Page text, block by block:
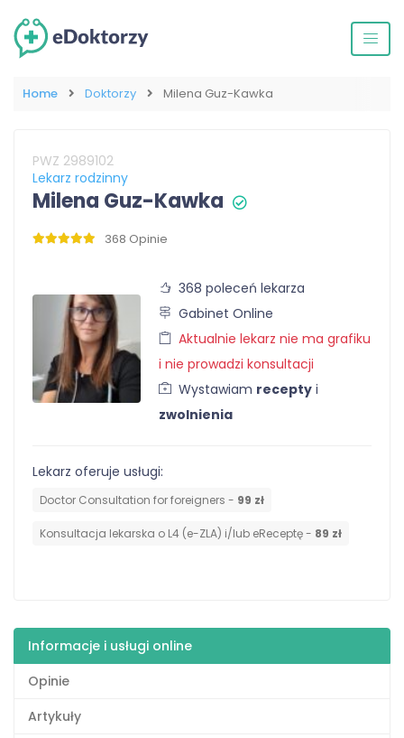
Home Doktorzy Milena Guz-Kawka
PWZ 2989102
Lekarz rodzinny
Milena Guz-Kawka
368 Opinie
368 poleceń lekarza
Gabinet Online
Aktualnie lekarz nie ma grafiku
i nie prowadzi konsultacji
Wystawiam recepty i
zwolnienia
Lekarz oferuje usługi:
Doctor Consultation for foreigners - 99 zł
Konsultacja lekarska o L4 (e-ZLA) i/lub eReceptę - 89 zł
Informacje i usługi online
Opinie
Artykuły